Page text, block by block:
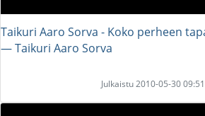
Taikuri Aaro Sorva - Koko perheen
― Taikuri Aaro Sorva
Julkaistu 2010-05-30